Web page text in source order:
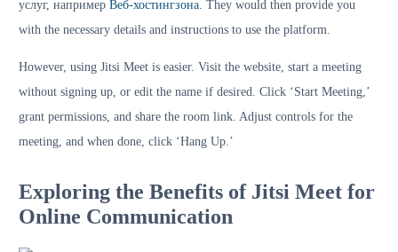
услуг, например Веб-хостингзона. They would then provide you
with the necessary details and instructions to use the platform.
However, using Jitsi Meet is easier. Visit the website, start a meeting
without signing up, or edit the name if desired. Click ‘Start Meeting,’
grant permissions, and share the room link. Adjust controls for the
meeting, and when done, click ‘Hang Up.’
Exploring the Benefits of Jitsi Meet for
Online Communication